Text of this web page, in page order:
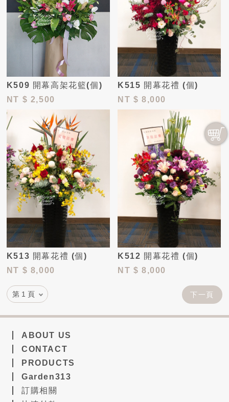
K509 開幕高架花籃(個)
NT $ 2,500
K515 開幕花禮 (個)
NT $ 8,000
K513 開幕花禮 (個)
NT $ 8,000
K512 開幕花禮 (個)
NT $ 8,000
下一頁
ABOUT US
CONTACT
PRODUCTS
Garden313
訂購相關